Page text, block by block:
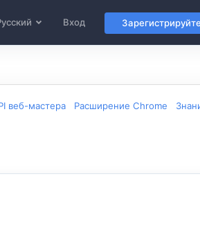
Вход
веб-мастера Расширение Chrome